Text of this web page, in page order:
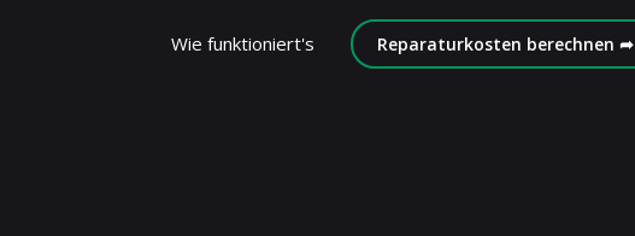
Wie funktioniert's Reparaturkosten berechnen ➦